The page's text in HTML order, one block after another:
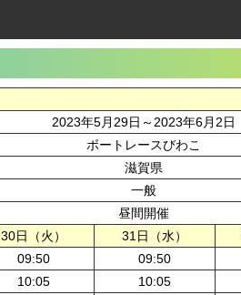
2023年5月29日～2023年6月2日
ボートレースびわこ
滋賀県
一般
昼間開催
30日（火） 31日（水）
09:50 09:50
10:05 10:05